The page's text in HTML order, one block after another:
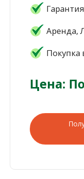
Аренда,
Покупка
Цена: